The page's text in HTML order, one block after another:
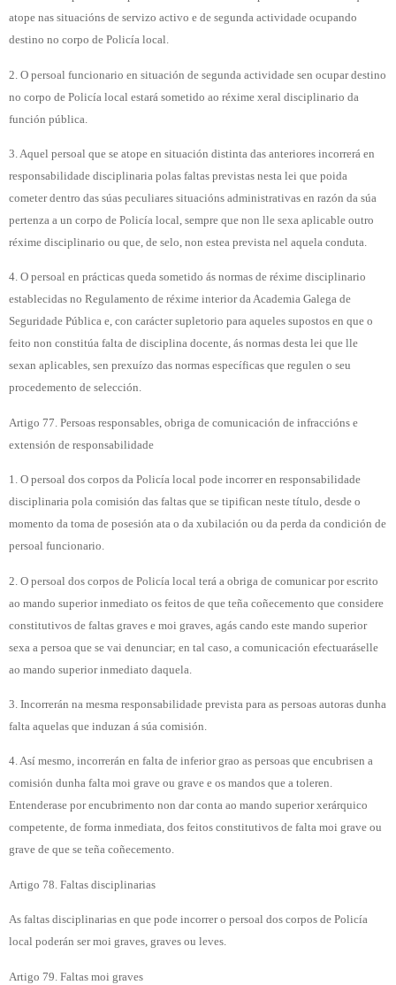
atope nas situacións de servizo activo e de segunda actividade ocupando
destino no corpo de Policía local.
2. O persoal funcionario en situación de segunda actividade sen ocupar destino
no corpo de Policía local estará sometido ao réxime xeral disciplinario da
función pública.
3. Aquel persoal que se atope en situación distinta das anteriores incorrerá en
responsabilidade disciplinaria polas faltas previstas nesta lei que poida
cometer dentro das súas peculiares situacións administrativas en razón da súa
pertenza a un corpo de Policía local, sempre que non lle sexa aplicable outro
réxime disciplinario ou que, de selo, non estea prevista nel aquela conduta.
4. O persoal en prácticas queda sometido ás normas de réxime disciplinario
establecidas no Regulamento de réxime interior da Academia Galega de
Seguridade Pública e, con carácter supletorio para aqueles supostos en que o
feito non constitúa falta de disciplina docente, ás normas desta lei que lle
sexan aplicables, sen prexuízo das normas específicas que regulen o seu
procedemento de selección.
Artigo 77. Persoas responsables, obriga de comunicación de infraccións e
extensión de responsabilidade
1. O persoal dos corpos da Policía local pode incorrer en responsabilidade
disciplinaria pola comisión das faltas que se tipifican neste título, desde o
momento da toma de posesión ata o da xubilación ou da perda da condición de
persoal funcionario.
2. O persoal dos corpos de Policía local terá a obriga de comunicar por escrito
ao mando superior inmediato os feitos de que teña coñecemento que considere
constitutivos de faltas graves e moi graves, agás cando este mando superior
sexa a persoa que se vai denunciar; en tal caso, a comunicación efectuaráselle
ao mando superior inmediato daquela.
3. Incorrerán na mesma responsabilidade prevista para as persoas autoras dunha
falta aquelas que induzan á súa comisión.
4. Así mesmo, incorrerán en falta de inferior grao as persoas que encubrisen a
comisión dunha falta moi grave ou grave e os mandos que a toleren.
Entenderase por encubrimento non dar conta ao mando superior xerárquico
competente, de forma inmediata, dos feitos constitutivos de falta moi grave ou
grave de que se teña coñecemento.
Artigo 78. Faltas disciplinarias
As faltas disciplinarias en que pode incorrer o persoal dos corpos de Policía
local poderán ser moi graves, graves ou leves.
Artigo 79. Faltas moi graves